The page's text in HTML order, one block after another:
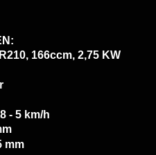
166ccm, 2,75 KW
- 5 km/h
mm